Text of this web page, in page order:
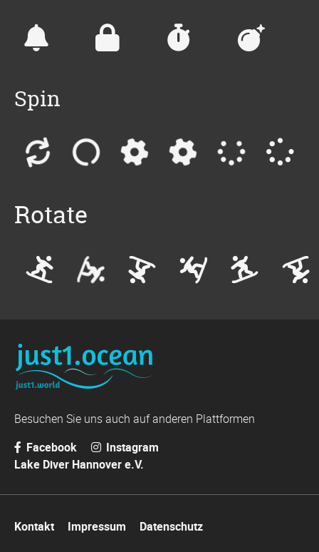
Spin
Rotate
Besuchen Sie uns auch auf anderen Plattformen
Facebook
Instagram
Lake Diver Hannover e.V.
überspringen
Kontakt Impressum Datenschutz